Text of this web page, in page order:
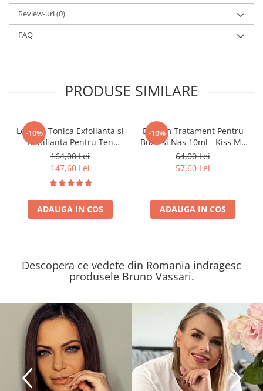
Review-uri(0)
FAQ
PRODUSE SIMILARE
-10%
Lotiune Tonica Exfolianta si
Matifianta Pentru Ten
Gras/Uleios 250ml -
Balancing Toner Pure
Solution – Bruno Vassari
164,00 Lei
147,60 Lei
ADAUGA IN COS
-10%
Balsam Tratament Pentru
Buze si Nas 10ml - Kiss Me
Balm – Bruno Vassari
64,00 Lei
57,60 Lei
ADAUGA IN COS
Descopera ce vedete din Romania indragesc
produsele Bruno Vassari.